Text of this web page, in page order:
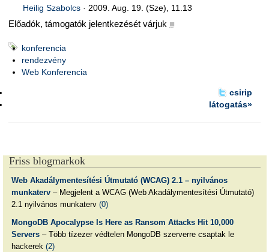
Heilig Szabolcs· 2009. Aug. 19. (Sze), 11.13
Előadók, támogatók jelentkezését várjuk ■
konferencia
rendezvény
Web Konferencia
csirip
látogatás»
Friss blogmarkok
Web Akadálymentesítési Útmutató (WCAG) 2.1 – nyilvános
munkaterv– Megjelent a WCAG (Web Akadálymentesítési Útmutató)
2.1 nyilvános munkaterv (0)
MongoDB Apocalypse Is Here as Ransom Attacks Hit 10,000
Servers– Több tízezer védtelen MongoDB szerverre csaptak le
hackerek (2)